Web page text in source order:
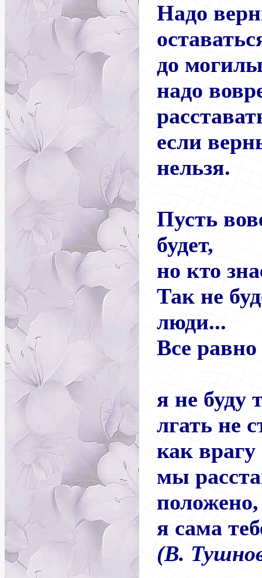
Надо
до
надо
если
нельзя.
Пусть
будет,
но кто
Так не
люди...
Все равно
я не буду
лгать не
как врагу
мы
я сама
(В.